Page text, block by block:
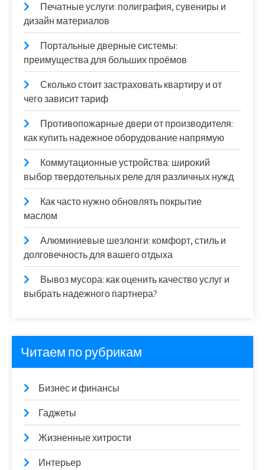
Печатные услуги: полиграфия, сувениры и
дизайн материалов
Портальные дверные системы:
преимущества для больших проёмов
Сколько стоит застраховать квартиру и от
чего зависит тариф
Противопожарные двери от производителя:
как купить надежное оборудование напрямую
Коммутационные устройства: широкий
выбор твердотельных реле для различных нужд
Как часто нужно обновлять покрытие
маслом
Алюминиевые шезлонги: комфорт, стиль и
долговечность для вашего отдыха
Вывоз мусора: как оценить качество услуг и
выбрать надежного партнера?
Читаем по рубрикам
Бизнес и финансы
Гаджеты
Жизненные хитрости
Интерьер